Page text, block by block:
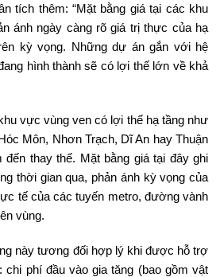
tích thêm: “Mặt bằng giá tại các khu
ánh ngày càng rõ giá trị thực của hạ
kỳ vọng. Những dự án gắn với hệ
hình thành sẽ có lợi thế lớn về khả
vực vùng ven có lợi thế hạ tầng như
Môn, Nhơn Trạch, Dĩ An hay Thuận
đến thay thế. Mặt bằng giá tại đây ghi
thời gian qua, phản ánh kỳ vọng của
tế của các tuyến metro, đường vành
vùng.
này tương đối hợp lý khi được hỗ trợ
chi phí đầu vào gia tăng (bao gồm vật